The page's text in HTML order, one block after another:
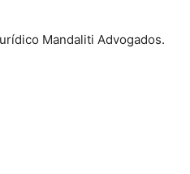
Mandaliti Advogados.